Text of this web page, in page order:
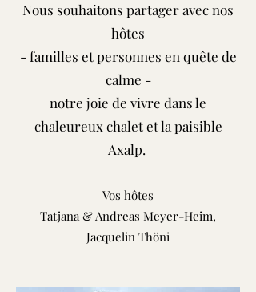
Nous souhaitons partager avec nos
hôtes
- familles et personnes en quête de
calme -
notre joie de vivre dans le
chaleureux chalet et la paisible
Axalp.
Vos hôtes
Tatjana & Andreas Meyer-Heim,
Jacquelin Thöni